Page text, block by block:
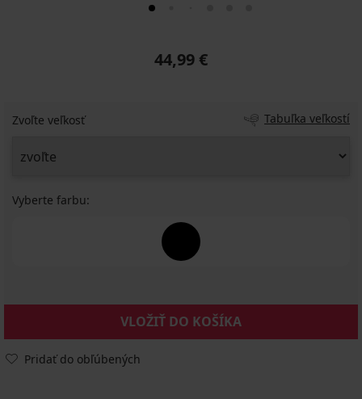
44,99 €
Zvoľte veľkosť Tabuľka veľkostí
Vyberte farbu:
VLOŽIŤ DO KOŠÍKA
Pridať do obľúbených